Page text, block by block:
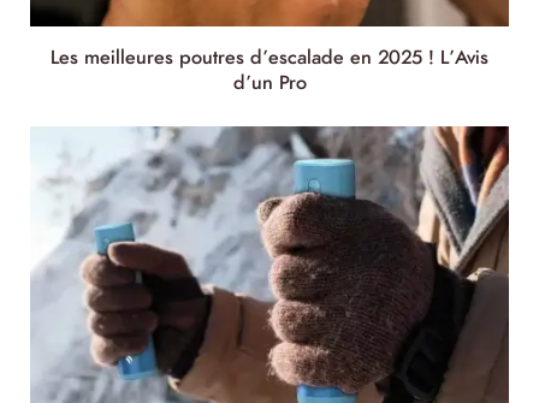
Les meilleures poutres d’escalade en 2025 ! L’Avis
d’un Pro